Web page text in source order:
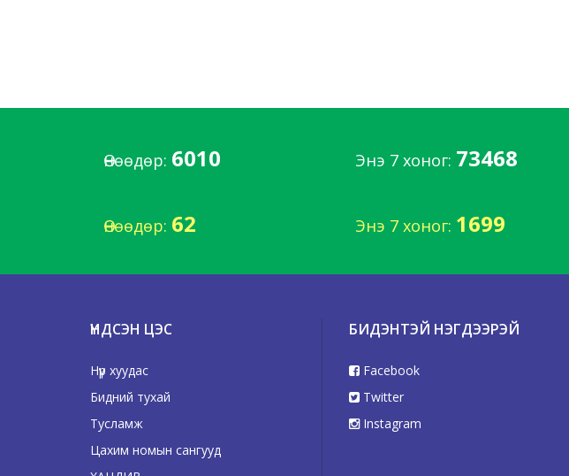
Өнөөдөр: 6010 Энэ 7 хоног: 73468
Өнөөдөр: 62 Энэ 7 хоног: 1699
ҮНДСЭН ЦЭС
Нүүр хуудас
Бидний тухай
Тусламж
Цахим номын сангууд
БИДЭНТЭЙ НЭГДЭЭРЭЙ
Facebook
Twitter
Instagram